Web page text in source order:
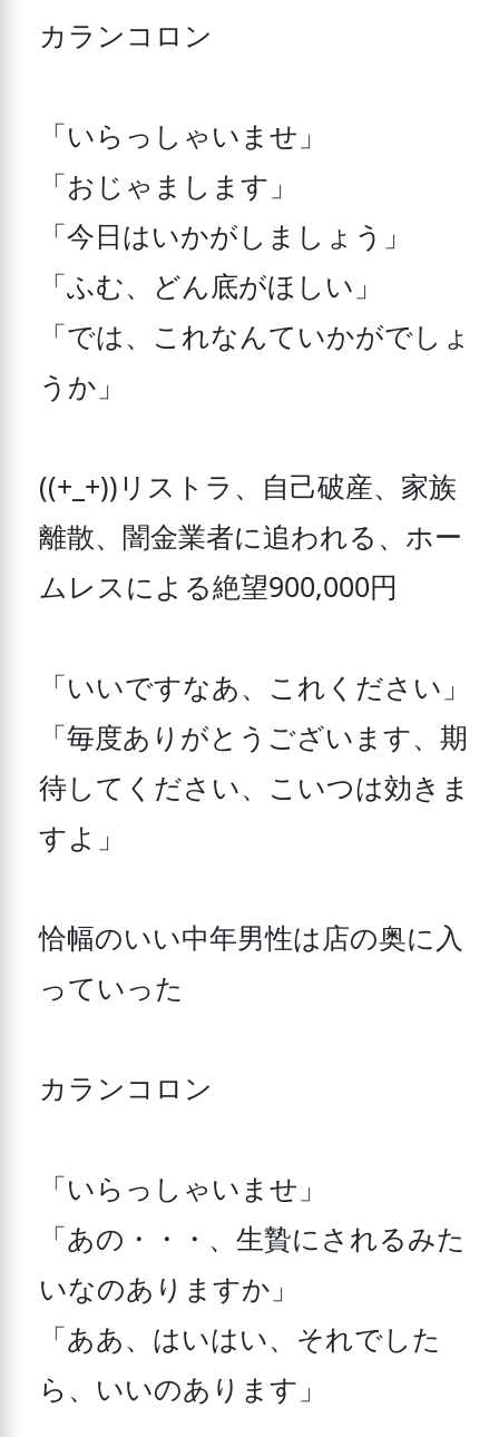
カランコロン
「いらっしゃいませ」
「おじゃまします」
「今日はいかがしましょう」
「ふむ、どん底がほしい」
「では、これなんていかがでしょ
うか」
((+_+))リストラ、自己破産、家族
離散、闇金業者に追われる、ホー
ムレスによる絶望900,000円
「いいですなあ、これください」
「毎度ありがとうございます、期
待してください、こいつは効きま
すよ」
恰幅のいい中年男性は店の奥に入
っていった
カランコロン
「いらっしゃいませ」
「あの・・・、生贄にされるみた
いなのありますか」
「ああ、はいはい、それでした
ら、いいのあります」